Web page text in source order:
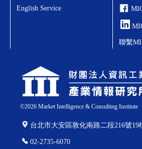
©2026Market Intelligence & Consulting Institute
台北市大安區敦化南路二段216號19
02-2735-6070
English Service
聯繫